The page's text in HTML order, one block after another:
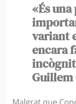
«És
variant
encara
Guillem